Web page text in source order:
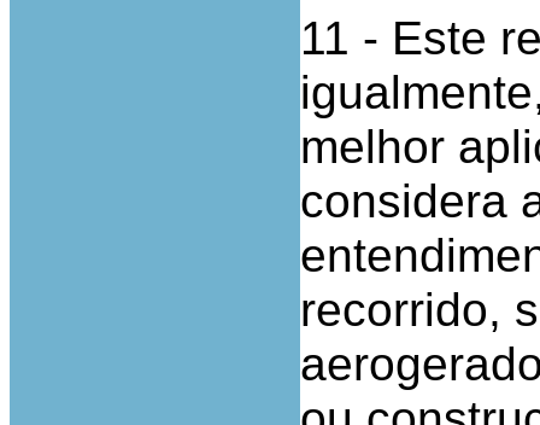
11 - Este
melhor
considera
recorrido,